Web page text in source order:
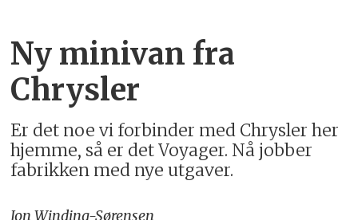
Ny minivan fra
Chrysler
Er det noe vi forbinder med Chrysler her
hjemme, så er det Voyager. Nå jobber
fabrikken med nye utgaver.
Jon Winding-Sørensen